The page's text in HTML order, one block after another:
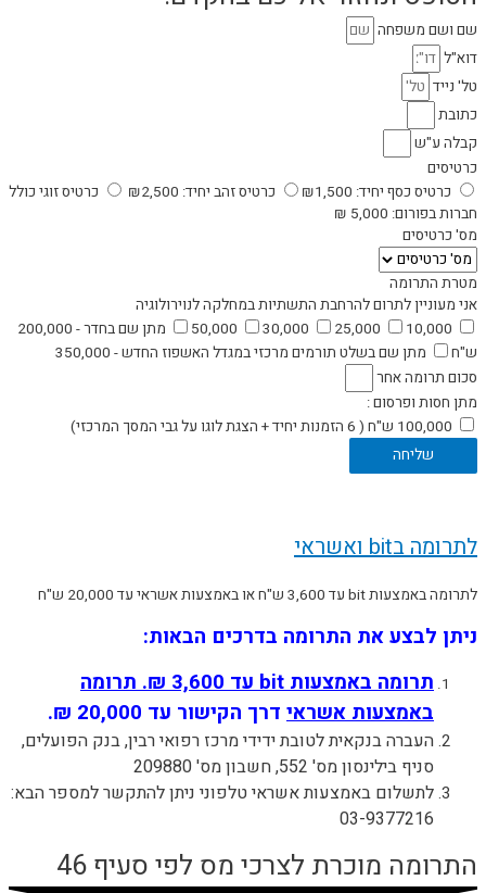
שם ושם משפחה
דוא"ל
טל' נייד
כתובת
קבלה ע"ש
כרטיסים
כרטיס כסף יחיד: ₪1,500
כרטיס זהב יחיד: ₪2,500
כרטיס זוגי כולל
חברות בפורום: 5,000 ₪
מס' כרטיסים
מטרת התרומה
אני מעוניין לתרום להרחבת התשתיות במחלקה לנוירולוגיה
10,000
25,000
30,000
50,000
מתן שם בחדר - 200,000
ש"ח
מתן שם בשלט תורמים מרכזי במגדל האשפוז החדש - 350,000
סכום תרומה אחר
מתן חסות ופרסום :
100,000 ש"ח ( 6 הזמנות יחיד + הצגת לוגו על גבי המסך המרכזי)
שליחה
לתרומה בbit ואשראי
לתרומה באמצעות bit עד 3,600 ש"ח או באמצעות אשראי עד 20,000 ש"ח
ניתן לבצע את התרומה בדרכים הבאות:
תרומה באמצעות bit עד 3,600 ₪. תרומה
באמצעות אשראי דרך הקישור עד 20,000 ₪.
העברה בנקאית לטובת ידידי מרכז רפואי רבין, בנק הפועלים,
סניף בילינסון מס' 552, חשבון מס' 209880
לתשלום באמצעות אשראי טלפוני ניתן להתקשר למספר הבא:
03-9377216
התרומה‭ ‬מוכרת‭ ‬לצרכי‭ ‬מס‭ ‬לפי‭ ‬סעיף 46